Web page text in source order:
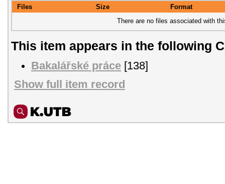
Files Size
Format
There are no files associated with
This item appears in the following
Bakalářské práce [138]
Show full item record